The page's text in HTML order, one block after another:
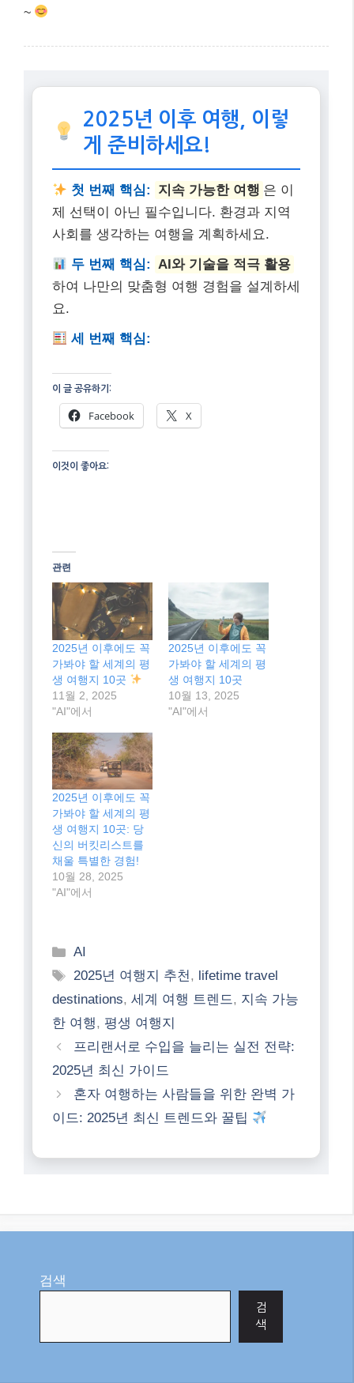
~
2025년 이후 여행, 이렇
게 준비하세요!
첫 번째 핵심: 지속 가능한 여행 은 이
제 선택이 아닌 필수입니다. 환경과 지역
사회를 생각하는 여행을 계획하세요.
두 번째 핵심: AI와 기술을 적극 활용
하여 나만의 맞춤형 여행 경험을 설계하세
요.
세 번째 핵심:
이 글 공유하기:
Facebook X
이것이 좋아요:
관련
2025년 이후에도 꼭
가봐야 할 세계의 평
생 여행지 10곳
11월 2, 2025
"AI"에서
2025년 이후에도 꼭
가봐야 할 세계의 평
생 여행지 10곳
10월 13, 2025
"AI"에서
2025년 이후에도 꼭
가봐야 할 세계의 평
생 여행지 10곳: 당
신의 버킷리스트를
채울 특별한 경험!
10월 28, 2025
"AI"에서
Categories
AI
Tags
2025년 여행지 추천, lifetime travel
destinations, 세계 여행 트렌드, 지속 가능
한 여행, 평생 여행지
프리랜서로 수입을 늘리는 실전 전략:
2025년 최신 가이드
혼자 여행하는 사람들을 위한 완벽 가
이드: 2025년 최신 트렌드와 꿀팁
검색
검
색